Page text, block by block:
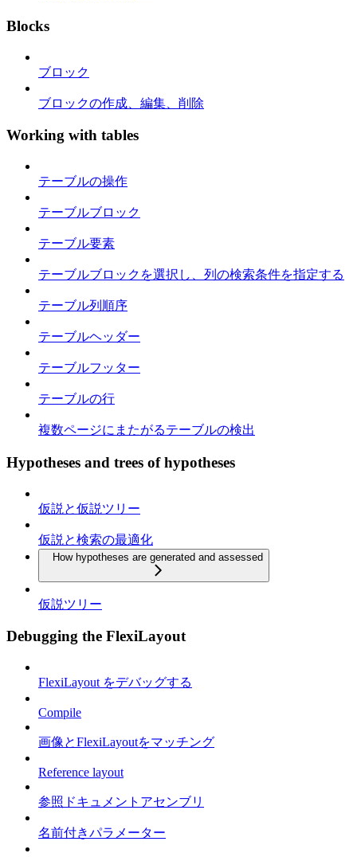
Blocks
ブロック
ブロックの作成、編集、削除
Working with tables
テーブルの操作
テーブルブロック
テーブル要素
テーブルブロックを選択し、列の検索条件を指定する
テーブル列順序
テーブルヘッダー
テーブルフッター
テーブルの行
複数ページにまたがるテーブルの検出
Hypotheses and trees of hypotheses
仮説と仮説ツリー
仮説と検索の最適化
How hypotheses are generated and assessed
仮説ツリー
Debugging the FlexiLayout
FlexiLayout をデバッグする
Compile
画像とFlexiLayoutをマッチング
Reference layout
参照ドキュメントアセンブリ
名前付きパラメーター